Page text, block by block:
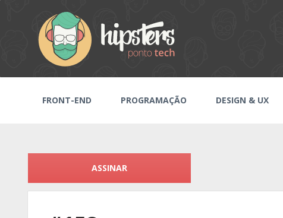
FRONT-END PROGRAMAÇÃO DESIGN & UX
ASSINAR